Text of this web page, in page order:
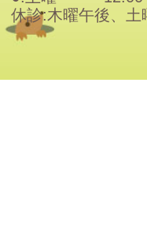
休診:木曜午後、土